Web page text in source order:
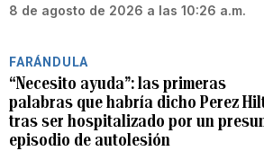
8 de agosto de 2026 a las 10:26 a.m.
FARÁNDULA
“Necesito ayuda”: las primeras
palabras que habría dicho Perez
tras ser hospitalizado por un
episodio de autolesión